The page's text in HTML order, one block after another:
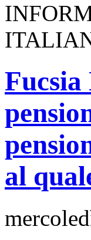
al